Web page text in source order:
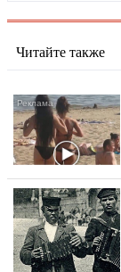
Читайте также